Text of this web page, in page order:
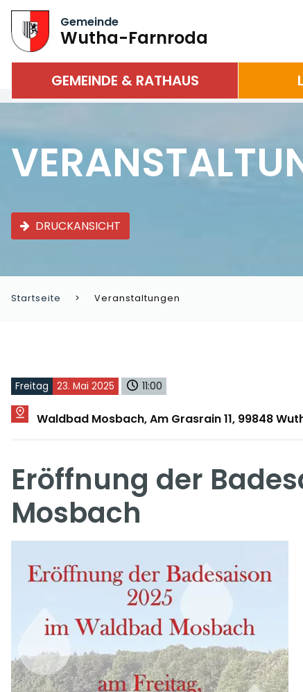
Gemeinde
Wutha-Farnroda
GEMEINDE & RATHAUS
DRUCKANSICHT
Startseite Veranstaltungen
Freitag 23. Mai 2025 11:00
Waldbad Mosbach, Am Grasrain 11, 99848
Eröffnung der
Mosbach